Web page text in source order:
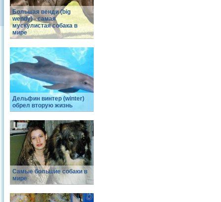
Большая венди (big
wendy) - самая
мускулистая собака в
мире
Дельфин винтер (winter)
обрел вторую жизнь
Самые большие собаки в
мире